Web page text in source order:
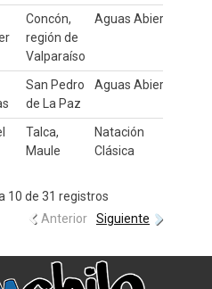
Concón,
región de
Valparaíso
Aguas Abiertas
San Pedro
de La Paz
Aguas Abiertas
Talca,
Maule
Natación
Clásica
10 de 31 registros
Anterior
Siguiente